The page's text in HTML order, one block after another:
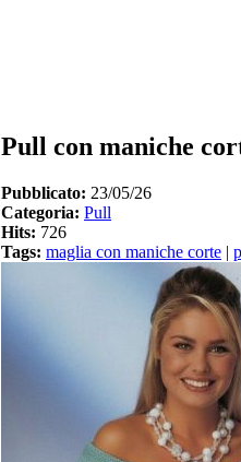
Pull con maniche
Pubblicato: 23/05/26
Categoria: Pull
Hits: 726
Tags: maglia con maniche corte |